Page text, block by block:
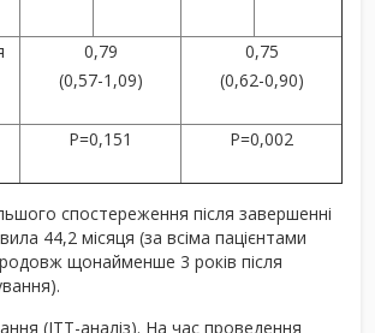
0,79
(0,57-1,09)
0,75
(0,62-0,90)
P=0,151 P=0,002
спостереження після завершенні
44,2 місяця (за всіма пацієнтами
щонайменше 3 років після
(ITT-аналіз). На час проведення